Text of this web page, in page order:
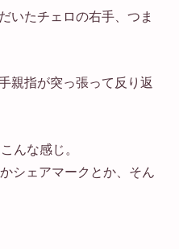
いたチェロの右手、つま
親指が突っ張って反り返
こんな感じ。
シェアマークとか、そん